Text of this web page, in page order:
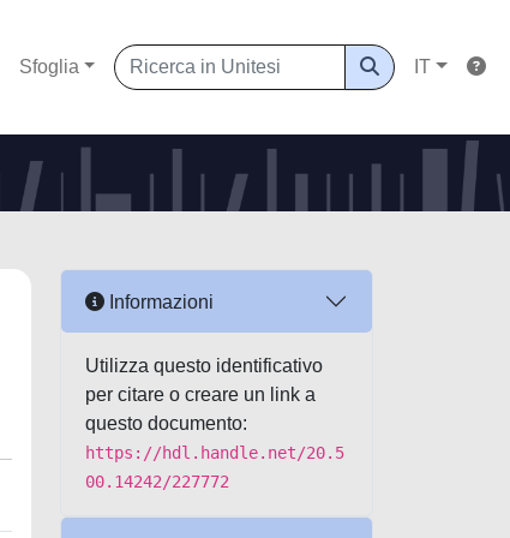
Sfoglia IT
Informazioni
Utilizza questo identificativo
per citare o creare un link a
questo documento:
https://hdl.handle.net/20.5
00.14242/227772